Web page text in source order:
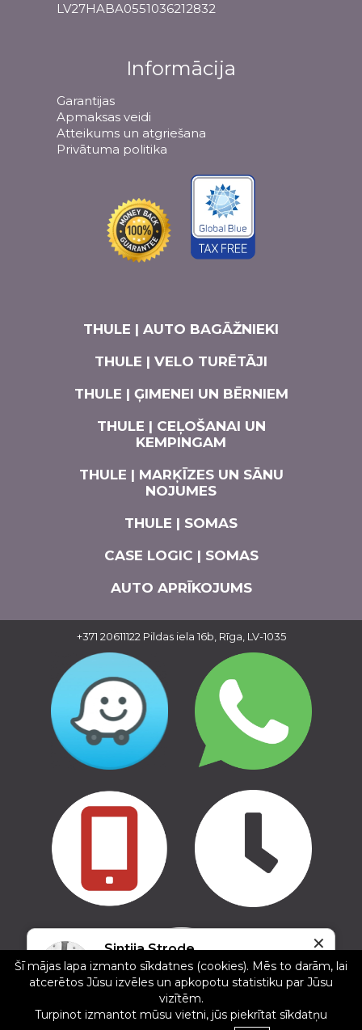
LV27HABA0551036212832
Informācija
Garantijas
Apmaksas veidi
Atteikums un atgriešana
Privātuma politika
THULE | AUTO BAGĀŽNIEKI
THULE | VELO TURĒTĀJI
THULE | ĢIMENEI UN BĒRNIEM
THULE | CEĻOŠANAI UN
KEMPINGAM
THULE | MARĶĪZES UN SĀNU
NOJUMES
THULE | SOMAS
CASE LOGIC | SOMAS
AUTO APRĪKOJUMS
Copyright © 2016 - 2026, SIA Corelem Group
Mājas lapas izstrāde WEBstyle.lv
+371 20611122 Pildas iela 16b, Rīga, LV-1035
Sintija Strode
5/5
31.12.2024
Ļoti zinoši un atsaucīgi. Esmu ļoti apmierināta ar
✕
Šī mājas lapa izmanto sīkdatnes (cookies). Mēs to darām, lai
atcerētos Jūsu izvēles un apkopotu statistiku par Jūsu
vizītēm.
Turpinot izmantot mūsu vietni, jūs piekrītat sīkdatņu